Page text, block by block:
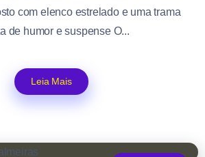
com elenco estrelado e uma trama
de humor e suspense O...
Leia Mais